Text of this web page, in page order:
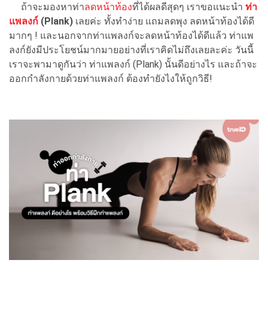
ถ้าจะมองหาท่าลดหน้าท้องที่ได้ผลดีสุดๆ เราขอแนะนำ ท่า
แพลงก์ (Plank) เลยค่ะ ทั้งทำง่าย แถมลดพุง ลดหน้าท้องได้ดี
มากๆ ! และนอกจากท่าแพลงก์จะลดหน้าท้องได้ดีแล้ว ท่าแพ
ลงก์ยังมีประโยชน์มากมายอย่างที่เราคิดไม่ถึงเลยละค่ะ วันนี้
เราจะพามาดูกันว่า ท่าแพลงก์ (Plank) นั้นดีอย่างไร และถ้าจะ
ออกกำลังกายด้วยท่าแพลงก์ ต้องทำยังไงให้ถูกวิธี!